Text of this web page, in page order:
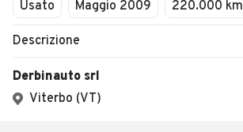
Usato Maggio 2009 220.000 km
Descrizione
Derbinauto srl
Viterbo (VT)